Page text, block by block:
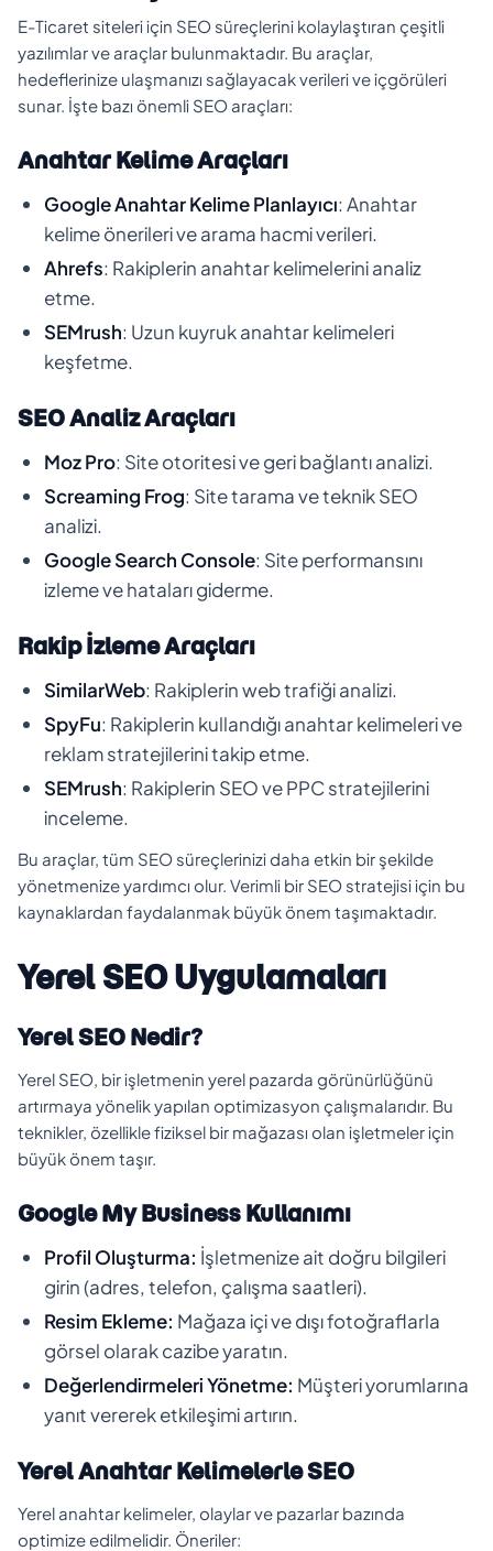
E-Ticaret siteleri için SEO süreçlerini kolaylaştıran çeşitli
yazılımlar ve araçlar bulunmaktadır. Bu araçlar,
hedeflerinize ulaşmanızı sağlayacak verileri ve içgörüleri
sunar. İşte bazı önemli SEO araçları:
Anahtar Kelime Araçları
Google Anahtar Kelime Planlayıcı: Anahtar
kelime önerileri ve arama hacmi verileri.
Ahrefs: Rakiplerin anahtar kelimelerini analiz
etme.
SEMrush: Uzun kuyruk anahtar kelimeleri
keşfetme.
SEO Analiz Araçları
Moz Pro: Site otoritesi ve geri bağlantı analizi.
Screaming Frog: Site tarama ve teknik SEO
analizi.
Google Search Console: Site performansını
izleme ve hataları giderme.
Rakip İzleme Araçları
SimilarWeb: Rakiplerin web trafiği analizi.
SpyFu: Rakiplerin kullandığı anahtar kelimeleri ve
reklam stratejilerini takip etme.
SEMrush: Rakiplerin SEO ve PPC stratejilerini
inceleme.
Bu araçlar, tüm SEO süreçlerinizi daha etkin bir şekilde
yönetmenize yardımcı olur. Verimli bir SEO stratejisi için bu
kaynaklardan faydalanmak büyük önem taşımaktadır.
Yerel SEO Uygulamaları
Yerel SEO Nedir?
Yerel SEO, bir işletmenin yerel pazarda görünürlüğünü
artırmaya yönelik yapılan optimizasyon çalışmalarıdır. Bu
teknikler, özellikle fiziksel bir mağazası olan işletmeler için
büyük önem taşır.
Google My Business Kullanımı
Profil Oluşturma: İşletmenize ait doğru bilgileri
girin (adres, telefon, çalışma saatleri).
Resim Ekleme: Mağaza içi ve dışı fotoğraflarla
görsel olarak cazibe yaratın.
Değerlendirmeleri Yönetme: Müşteri yorumlarına
yanıt vererek etkileşimi artırın.
Yerel Anahtar Kelimelerle SEO
Yerel anahtar kelimeler, olaylar ve pazarlar bazında
optimize edilmelidir. Öneriler: